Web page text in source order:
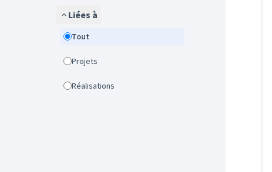
Liées à
Tout
Projets
Réalisations